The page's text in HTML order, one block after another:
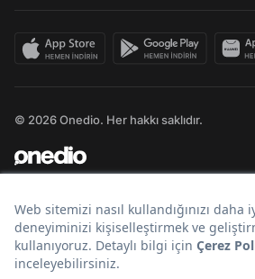
© 2026 Onedio. Her hakkı saklıdır.
Bir markasıdır.